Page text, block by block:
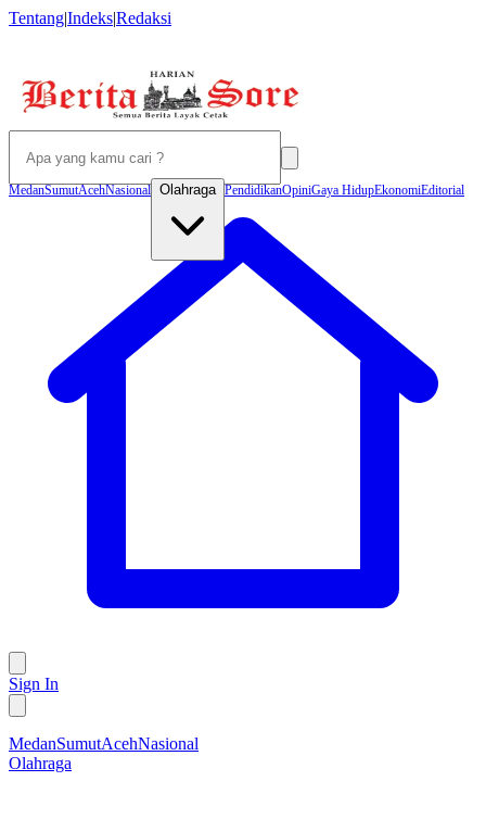
Tentang|Indeks|Redaksi
MedanSumutAcehNasional Olahraga PendidikanOpiniGaya HidupEkonomiEditorial
Sign In
MedanSumutAcehNasional
Olahraga